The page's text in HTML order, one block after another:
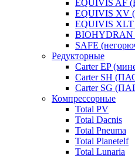
EQUIVIS AF
EQUIVIS XV
EQUIVIS XLT
BIOHYDRAN
SAFE
Редукторные
Carter EP
Carter SH
Carter SG
Компрессорные
Total PV
Total Dacnis
Total Pneuma
Total Planetelf
Total Lunaria